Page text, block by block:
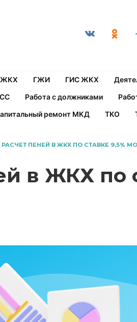
ЖКХ ГЖИ ГИС ЖКХ
Работа с должниками
ремонт МКД ТКО
РАСЧЕТ ПЕНЕЙ В ЖКХ ПО СТАВКЕ 9,5%
в ЖКХ по